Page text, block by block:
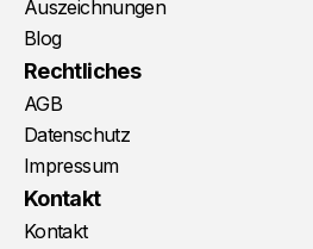
Auszeichnungen
Blog
Rechtliches
AGB
Datenschutz
Impressum
Kontakt
Kontakt